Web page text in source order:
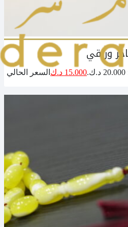
وراقي
15.000 د.ك السعر الحالي